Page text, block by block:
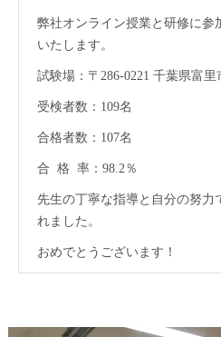
弊社オンライン授業と研修に参
いたします。
試験場：〒286-0221 千葉県富
受検者数：109名
合格者数：107名
合 格 率：98.2％
先生の丁寧な指導と自分の努力
れました。
おめでとうございます！